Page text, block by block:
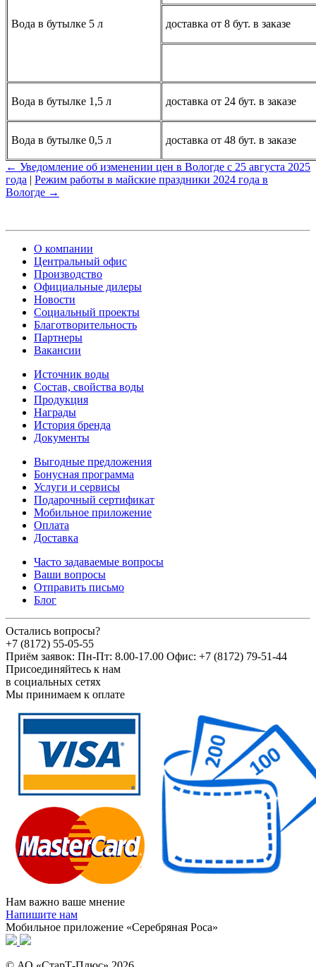
Вода в бутылке 5 л доставка от 8 бут. в заказе
Вода в бутылке 1,5 л доставка от 24 бут. в заказе
Вода в бутылке 0,5 л доставка от 48 бут. в заказе
← Уведомление об изменении цен в Вологде с 25 августа 2025
года | Режим работы в майские праздники 2024 года в
Вологде →
О компании
Центральный офис
Производство
Официальные дилеры
Новости
Социальный проекты
Благотворительность
Партнеры
Вакансии
Источник воды
Состав, свойства воды
Продукция
Награды
История бренда
Документы
Выгодные предложения
Бонусная программа
Услуги и сервисы
Подарочный сертификат
Мобильное приложение
Оплата
Доставка
Часто задаваемые вопросы
Ваши вопросы
Отправить письмо
Блог
Остались вопросы?
+7 (8172) 55-05-55
Приём заявок: Пн-Пт: 8.00-17.00 Офис: +7 (8172) 79-51-44
Присоединяйтесь к нам
в социальных сетях
Мы принимаем к оплате
Нам важно ваше мнение
Напишите нам
Мобильное приложение «Серебряная Роса»